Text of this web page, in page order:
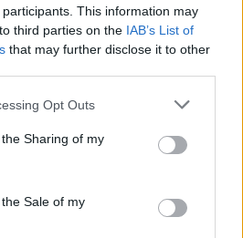
participants. This information may
third parties on the IAB’s List of
that may further disclose it to other
Opt Outs
Sharing of my
Sale of my
This site is protected by